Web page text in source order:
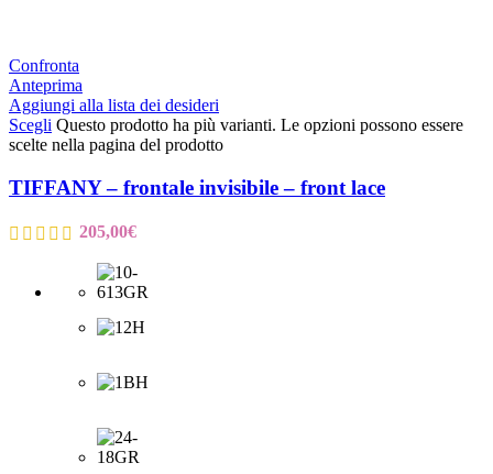
Confronta
Anteprima
Aggiungi alla lista dei desideri
Scegli Questo prodotto ha più varianti. Le opzioni possono essere
scelte nella pagina del prodotto
TIFFANY – frontale invisibile – front lace
205,00€